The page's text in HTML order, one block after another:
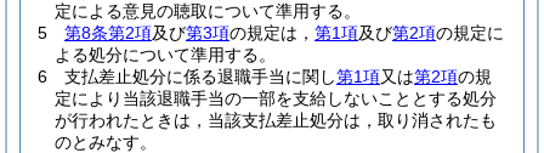
定による意見の聴取について準用する。
5
第8条第2項及び第3項の規定は， 第1項及び第2項の規定に
よる処分について準用する。
6
支払差止処分に係る退職手当に関し第1項又は第2項の規
定により当該退職手当の一部を支給しないこととする処分
が行われたときは，当該支払差止処分は，取り消されたも
のとみなす。